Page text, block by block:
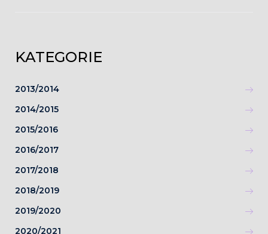
KATEGORIE
2013/2014
2014/2015
2015/2016
2016/2017
2017/2018
2018/2019
2019/2020
2020/2021